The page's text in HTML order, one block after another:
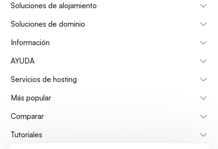
Soluciones de alojamiento
Soluciones de dominio
Información
AYUDA
Servicios de hosting
Más popular
Comparar
Tutoriales